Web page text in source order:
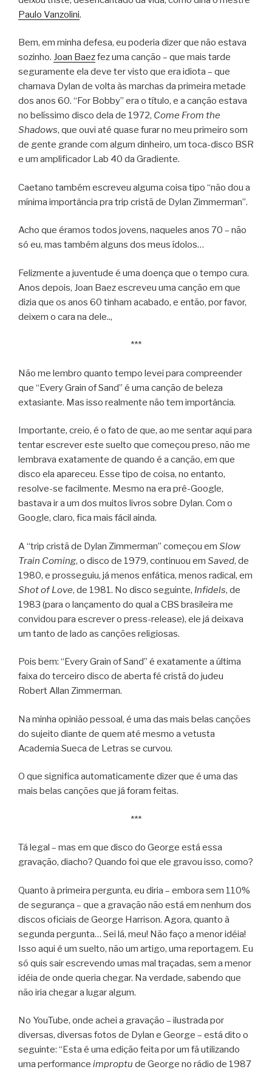
Paulo Vanzolini.
Bem, em minha defesa, eu poderia dizer que não estava
sozinho. Joan Baezfez uma canção – que mais tarde
seguramente ela deve ter visto que era idiota – que
chamava Dylan de volta às marchas da primeira metade
dos anos 60. “For Bobby” era o título, e a canção estava
no belíssimo disco dela de 1972, Come From the
Shadows, que ouvi até quase furar no meu primeiro som
de gente grande com algum dinheiro, um toca-disco BSR
e um amplificador Lab 40 da Gradiente.
Caetano também escreveu alguma coisa tipo “não dou a
mínima importância pra trip cristã de Dylan Zimmerman”.
Acho que éramos todos jovens, naqueles anos 70 – não
só eu, mas também alguns dos meus ídolos…
Felizmente a juventude é uma doença que o tempo cura.
Anos depois, Joan Baez escreveu uma canção em que
dizia que os anos 60 tinham acabado, e então, por favor,
deixem o cara na dele..,
***
Não me lembro quanto tempo levei para compreender
que “Every Grain of Sand” é uma canção de beleza
extasiante. Mas isso realmente não tem importância.
Importante, creio, é o fato de que, ao me sentar aqui para
tentar escrever este suelto que começou preso, não me
lembrava exatamente de quando é a canção, em que
disco ela apareceu. Esse tipo de coisa, no entanto,
resolve-se facilmente. Mesmo na era pré-Google,
bastava ir a um dos muitos livros sobre Dylan. Com o
Google, claro, fica mais fácil ainda.
A “trip cristã de Dylan Zimmerman” começou em Slow
Train Coming, o disco de 1979, continuou em Saved, de
1980, e prosseguiu, já menos enfática, menos radical, em
Shot of Love, de 1981. No disco seguinte, Infidels, de
1983 (para o lançamento do qual a CBS brasileira me
convidou para escrever o press-release), ele já deixava
um tanto de lado as canções religiosas.
Pois bem: “Every Grain of Sand” é exatamente a última
faixa do terceiro disco de aberta fé cristã do judeu
Robert Allan Zimmerman.
Na minha opinião pessoal, é uma das mais belas canções
do sujeito diante de quem até mesmo a vetusta
Academia Sueca de Letras se curvou.
O que significa automaticamente dizer que é uma das
mais belas canções que já foram feitas.
***
Tá legal – mas em que disco do George está essa
gravação, diacho? Quando foi que ele gravou isso, como?
Quanto à primeira pergunta, eu diria – embora sem 110%
de segurança – que a gravação não está em nenhum dos
discos oficiais de George Harrison. Agora, quanto à
segunda pergunta… Sei lá, meu! Não faço a menor idéia!
Isso aqui é um suelto, não um artigo, uma reportagem. Eu
só quis sair escrevendo umas mal traçadas, sem a menor
idéia de onde queria chegar. Na verdade, sabendo que
não iria chegar a lugar algum.
No YouTube, onde achei a gravação – ilustrada por
diversas, diversas fotos de Dylan e George – está dito o
seguinte: “Esta é uma edição feita por um fã utilizando
uma performance improptu de George no rádio de 1987